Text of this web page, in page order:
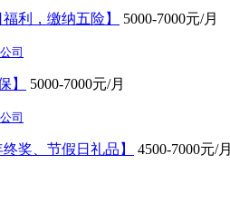
利，缴纳五险】 5000-7000元/月
司
】 5000-7000元/月
司
奖、节假日礼品】 4500-7000元/月